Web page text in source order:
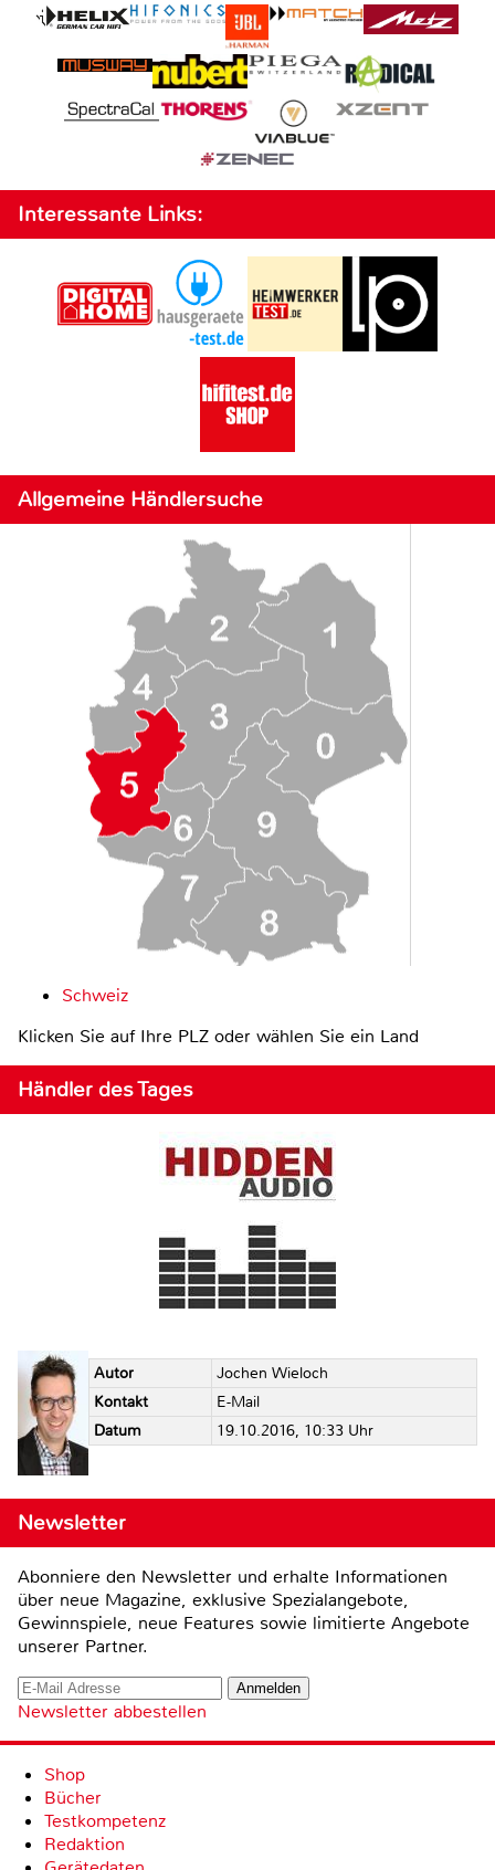
Interessante Links:
Allgemeine Händlersuche
Schweiz
Klicken Sie auf Ihre PLZ oder wählen Sie ein Land
Händler des Tages
Autor
Jochen Wieloch
Kontakt
E-Mail
Datum
19.10.2016, 10:33 Uhr
Newsletter
Abonniere den Newsletter und erhalte Informationen
über neue Magazine, exklusive Spezialangebote,
Gewinnspiele, neue Features sowie limitierte Angebote
unserer Partner.
Newsletter abbestellen
Shop
Bücher
Testkompetenz
Redaktion